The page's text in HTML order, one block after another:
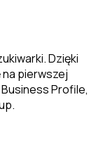
Dzięki
na pierwszej
Profile,